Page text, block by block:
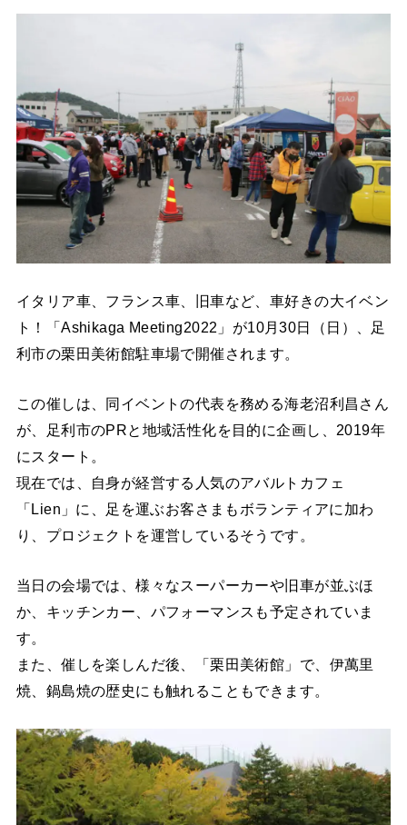
イタリア車、フランス車、旧車など、車好きの大イベン
ト！「Ashikaga Meeting2022」が10月30日（日）、足
利市の栗田美術館駐車場で開催されます。
この催しは、同イベントの代表を務める海老沼利昌さん
が、足利市のPRと地域活性化を目的に企画し、2019年
にスタート。
現在では、自身が経営する人気のアバルトカフェ
「Lien」に、足を運ぶお客さまもボランティアに加わ
り、プロジェクトを運営しているそうです。
当日の会場では、様々なスーパーカーや旧車が並ぶほ
か、キッチンカー、パフォーマンスも予定されていま
す。
また、催しを楽しんだ後、「栗田美術館」で、伊萬里
焼、鍋島焼の歴史にも触れることもできます。